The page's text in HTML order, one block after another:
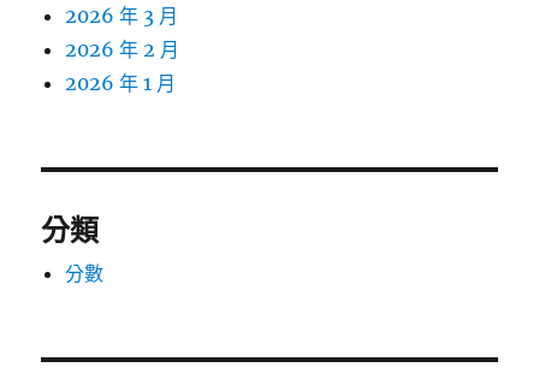
2026 年 3 月
2026 年 2 月
2026 年 1 月
分類
分數